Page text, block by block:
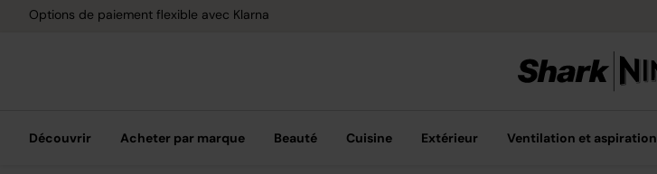
Options de paiement flexible avec Klarna
Découvrir Acheter par marque Beauté Cuisine Extérieur Ventilation et aspiration